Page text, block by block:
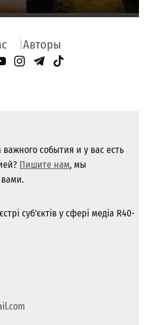
Авторы
Page
YouTube
Instagram
Telegram
TikTok
события и у вас есть
Пишите нам, мы
вами.
суб'єктів у сфері медіа R40-